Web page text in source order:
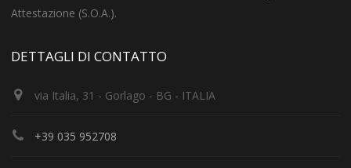
Attestazione (S.O.A.).
DETTAGLI DI CONTATTO
via Italia, 31 - Gorlago - BG - ITALIA
+39 035 952708